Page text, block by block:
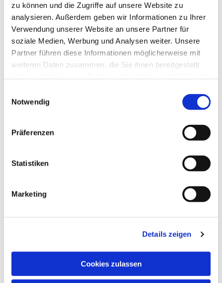
zu können und die Zugriffe auf unsere Website zu
analysieren. Außerdem geben wir Informationen zu Ihrer
Verwendung unserer Website an unsere Partner für
soziale Medien, Werbung und Analysen weiter. Unsere
Partner führen diese Informationen möglicherweise mit
weiteren Daten zusammen, die Sie ihnen bereitgestellt
Notwendig
Präferenzen
Statistiken
Marketing
Details zeigen
Cookies zulassen
Dies könnte Sie auch
interessieren